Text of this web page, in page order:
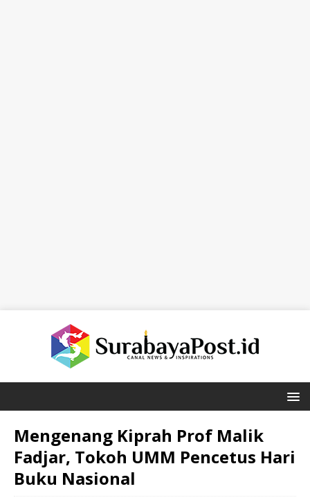
Mengenang Kiprah Prof Malik
Fadjar, Tokoh UMM Pencetus Hari
Buku Nasional